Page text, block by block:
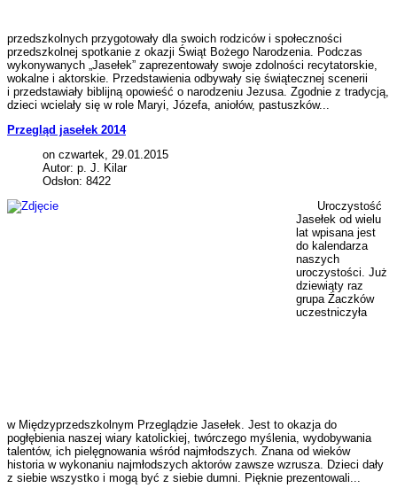
przedszkolnych przygotowały dla swoich rodziców i społeczności
przedszkolnej spotkanie z okazji Świąt Bożego Narodzenia. Podczas
wykonywanych „Jasełek” zaprezentowały swoje zdolności recytatorskie,
wokalne i aktorskie. Przedstawienia odbywały się świątecznej scenerii
i przedstawiały biblijną opowieść o narodzeniu Jezusa. Zgodnie z tradycją,
dzieci wcielały się w role Maryi, Józefa, aniołów, pastuszków...
Przegląd jasełek 2014
on czwartek, 29.01.2015
Autor: p. J. Kilar
Odsłon: 8422
Uroczystość
Jasełek od wielu
lat wpisana jest
do kalendarza
naszych
uroczystości. Już
dziewiąty raz
grupa Żaczków
uczestniczyła
w Międzyprzedszkolnym Przeglądzie Jasełek. Jest to okazja do
pogłębienia naszej wiary katolickiej, twórczego myślenia, wydobywania
talentów, ich pielęgnowania wśród najmłodszych. Znana od wieków
historia w wykonaniu najmłodszych aktorów zawsze wzrusza. Dzieci dały
z siebie wszystko i mogą być z siebie dumni. Pięknie prezentowali...